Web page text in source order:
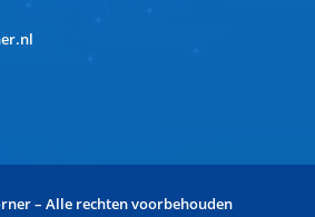
– Alle rechten voorbehouden